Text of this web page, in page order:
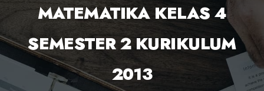
MATEMATIKA KELAS 4
SEMESTER 2 KURIKULUM
2013